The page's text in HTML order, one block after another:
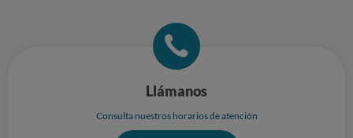
Proceda en consecuencia a devolverlo a su remitente y a su eminación.
Llámanos
Consulta nuestros horarios de atención